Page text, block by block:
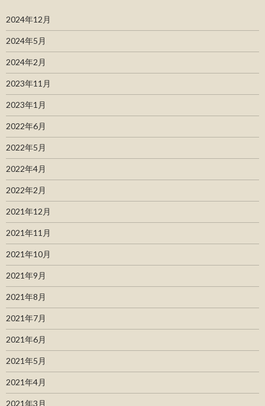
2024年12月
2024年5月
2024年2月
2023年11月
2023年1月
2022年6月
2022年5月
2022年4月
2022年2月
2021年12月
2021年11月
2021年10月
2021年9月
2021年8月
2021年7月
2021年6月
2021年5月
2021年4月
2021年3月